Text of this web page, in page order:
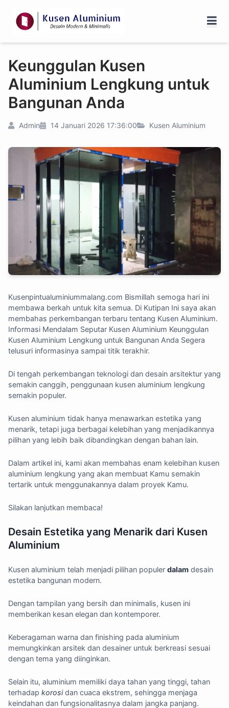
Keunggulan Kusen
Aluminium Lengkung untuk
Bangunan Anda
Admin 14 Januari 2026 17:36:00 Kusen Aluminium
Kusenpintualuminiummalang.com Bismillah semoga hari ini
membawa berkah untuk kita semua. Di Kutipan Ini saya akan
membahas perkembangan terbaru tentang Kusen Aluminium.
Informasi Mendalam Seputar Kusen Aluminium Keunggulan
Kusen Aluminium Lengkung untuk Bangunan Anda Segera
telusuri informasinya sampai titik terakhir.
Di tengah perkembangan teknologi dan desain arsitektur yang
semakin canggih, penggunaan kusen aluminium lengkung
semakin populer.
Kusen aluminium tidak hanya menawarkan estetika yang
menarik, tetapi juga berbagai kelebihan yang menjadikannya
pilihan yang lebih baik dibandingkan dengan bahan lain.
Dalam artikel ini, kami akan membahas enam kelebihan kusen
aluminium lengkung yang akan membuat Kamu semakin
tertarik untuk menggunakannya dalam proyek Kamu.
Silakan lanjutkan membaca!
Desain Estetika yang Menarik dari Kusen
Aluminium
Kusen aluminium telah menjadi pilihan populer dalam desain
estetika bangunan modern.
Dengan tampilan yang bersih dan minimalis, kusen ini
memberikan kesan elegan dan kontemporer.
Keberagaman warna dan finishing pada aluminium
memungkinkan arsitek dan desainer untuk berkreasi sesuai
dengan tema yang diinginkan.
Selain itu, aluminium memiliki daya tahan yang tinggi, tahan
terhadap korosidan cuaca ekstrem, sehingga menjaga
keindahan dan fungsionalitasnya dalam jangka panjang.